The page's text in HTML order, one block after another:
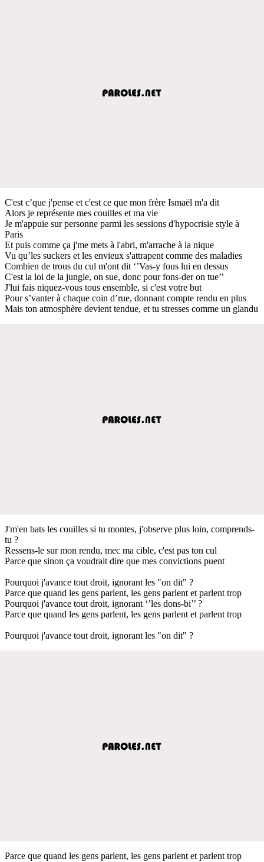
C'est c’que j'pense et c'est ce que mon frère Ismaël m'a dit
Alors je représente mes couilles et ma vie
Je m'appuie sur personne parmi les sessions d'hypocrisie style à
Paris
Et puis comme ça j'me mets à l'abri, m'arrache à la nique
Vu qu’les suckers et les envieux s'attrapent comme des maladies
Combien de trous du cul m'ont dit ‘’Vas-y fous lui en dessus
C'est la loi de la jungle, on sue, donc pour fons-der on tue’’
J'lui fais niquez-vous tous ensemble, si c'est votre but
Pour s’vanter à chaque coin d’rue, donnant compte rendu en plus
Mais ton atmosphère devient tendue, et tu stresses comme un glandu
J'm'en bats les couilles si tu montes, j'observe plus loin, comprends-
tu ?
Ressens-le sur mon rendu, mec ma cible, c'est pas ton cul
Parce que sinon ça voudrait dire que mes convictions puent
Pourquoi j'avance tout droit, ignorant les "on dit" ?
Parce que quand les gens parlent, les gens parlent et parlent trop
Pourquoi j'avance tout droit, ignorant ‘’les dons-bi’’ ?
Parce que quand les gens parlent, les gens parlent et parlent trop
Pourquoi j'avance tout droit, ignorant les "on dit" ?
Parce que quand les gens parlent, les gens parlent et parlent trop